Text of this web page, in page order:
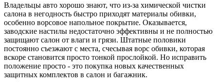
Владельцы авто хорошо знают, что из-за химической чистки
салона в негодность быстро приходят материалы обивки,
особенно ворсовое напольное покрытие. Оказывается,
заводские настилы недостаточно эффективны и не полностью
защищают салон от влаги и грязи. Штатные половики
постоянно съезжают с места, счесывая ворс обивки, которая
вскоре становится просто тонкой прослойкой. Но исправить
положение просто - это покупка новых качественных
защитных комплектов в салон и багажник.